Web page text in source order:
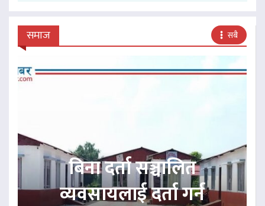
समाज सबै
बिना दर्ता सञ्चालित
व्यवसायलाई दर्ता गर्न